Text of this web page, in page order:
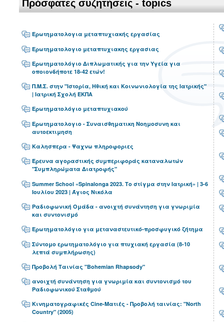
Πρόσφατες συζητήσεις - topics
Ερωτηματολογια μεταπτυχιακής εργασίας
Ερωτηματολογιο μεταπτυχιακης εργασιας
Ερωτηματολόγιο Διπλωματικής για την Υγεία για
οποιονδήποτε 18-42 ετών!
Π.Μ.Σ. στην "Ιστορία, Ηθική και Κοινωνιολογία της Ιατρικής"
| Ιατρική Σχολή ΕΚΠΑ
Ερωτηματολόγιο μεταπτυχιακού
Ερωτηματολογιο - Συναισθηματικη Νοημοσυνη και
αυτοεκτιμηση
Καλησπερα - Ψαχνω πληροφοριες
Έρευνα αγοραστικής συμπεριφοράς καταναλωτών
"Συμπληρώματα Διατροφής"
Summer School «Spinalonga 2023. Το στίγμα στην Ιατρική» | 3-6
Ιουλίου 2023 | Άγιος Νικόλα
Ραδιοφωνική Ομάδα - ανοιχτή συνάντηση για γνωριμία
και συντονισμό
Ερωτηματολόγιο για μεταναστευτικό-προσφυγικό ζήτημα
Σύντομο ερωτηματολόγιο για πτυχιακή εργασία (8-10
λεπτά συμπλήρωσης)
Προβολή Ταινίας "Bohemian Rhapsody"
ανοιχτή συνάντηση για γνωριμία και συντονισμό του
Ραδιοφωνικού Σταθμού
Κινηματογραφικές Cine-Ματιές - Προβολή ταινίας: "North
Country" (2005)